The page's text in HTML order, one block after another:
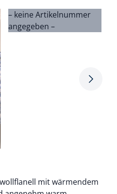
– keine Artikelnummer
angegeben –
Pfeil
mit wärmendem